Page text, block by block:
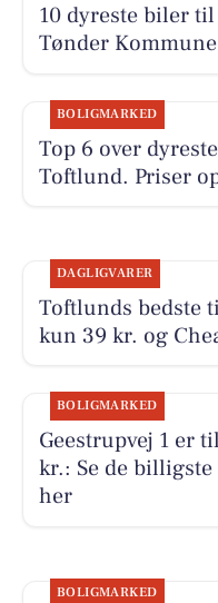
10 dyreste biler
Tønder Kommune
BOLIGMARKED
Top 6 over
Toftlund. Priser
DAGLIGVARER
Toftlunds bedste
kun 39 kr. og
BOLIGMARKED
Geestrupvej 1 er
kr.: Se de
her
BOLIGMARKED